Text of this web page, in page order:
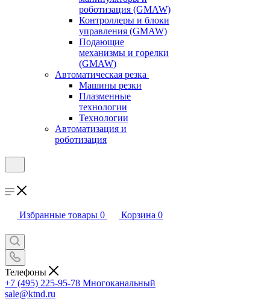
роботизация (GMAW)
Контроллеры и блоки
управления (GMAW)
Подающие
механизмы и горелки
(GMAW)
Автоматическая резка
Машины резки
Плазменные
технологии
Технологии
Автоматизация и
роботизация
Избранные товары 0 Корзина 0
Телефоны
+7 (495) 225-95-78 Многоканальный
sale@ktnd.ru